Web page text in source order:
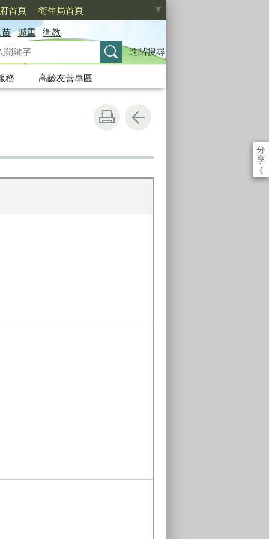
首頁 衛生局首頁 ▼
苗 減重
衛教
進階搜尋
務 高齡友善專區
分
享
《